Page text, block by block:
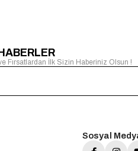
Fırsatlardan İlk Sizin Haberiniz Olsun !
Sosyal